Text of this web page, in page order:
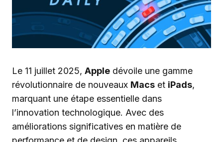
Le 11 juillet 2025, Apple dévoile une gamme
révolutionnaire de nouveaux Macs et iPads,
marquant une étape essentielle dans
l’innovation technologique. Avec des
améliorations significatives en matière de